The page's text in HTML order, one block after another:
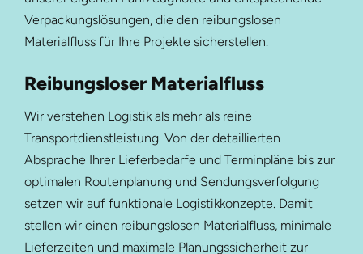
Verpackungslösungen, die den reibungslosen
Materialfluss für Ihre Projekte sicherstellen.
Reibungsloser Materialfluss
Wir verstehen Logistik als mehr als reine
Transportdienstleistung. Von der detaillierten
Absprache Ihrer Lieferbedarfe und Terminpläne bis zur
optimalen Routenplanung und Sendungsverfolgung
setzen wir auf funktionale Logistikkonzepte. Damit
stellen wir einen reibungslosen Materialfluss, minimale
Lieferzeiten und maximale Planungssicherheit zur